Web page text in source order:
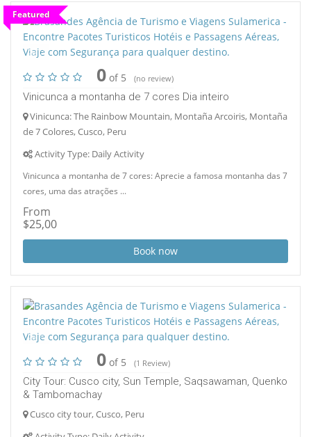
Featured
3
0 of 5 (no review)
Vinicunca a montanha de 7 cores Dia inteiro
Vinicunca: The Rainbow Mountain, Montaña Arcoiris, Montaña
de 7 Colores, Cusco, Peru
Activity Type: Daily Activity
Vinicunca a montanha de 7 cores: Aprecie a famosa montanha das 7
cores, uma das atrações ...
From
$25,00
Book now
4
0 of 5 (1 Review)
City Tour: Cusco city, Sun Temple, Saqsawaman, Quenko
& Tambomachay
Cusco city tour, Cusco, Peru